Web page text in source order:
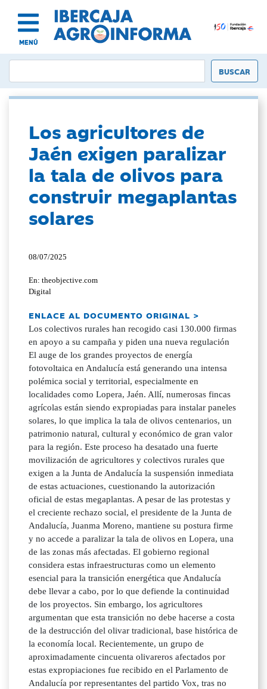
MENÚ
Los agricultores de
Jaén exigen paralizar
la tala de olivos para
construir megaplantas
solares
08/07/2025
En: theobjective.com
Digital
ENLACE AL DOCUMENTO ORIGINAL >
Los colectivos rurales han recogido casi 130.000 firmas
en apoyo a su campaña y piden una nueva regulación
El auge de los grandes proyectos de energía
fotovoltaica en Andalucía está generando una intensa
polémica social y territorial, especialmente en
localidades como Lopera, Jaén. Allí, numerosas fincas
agrícolas están siendo expropiadas para instalar paneles
solares, lo que implica la tala de olivos centenarios, un
patrimonio natural, cultural y económico de gran valor
para la región. Este proceso ha desatado una fuerte
movilización de agricultores y colectivos rurales que
exigen a la Junta de Andalucía la suspensión inmediata
de estas actuaciones, cuestionando la autorización
oficial de estas megaplantas. A pesar de las protestas y
el creciente rechazo social, el presidente de la Junta de
Andalucía, Juanma Moreno, mantiene su postura firme
y no accede a paralizar la tala de olivos en Lopera, una
de las zonas más afectadas. El gobierno regional
considera estas infraestructuras como un elemento
esencial para la transición energética que Andalucía
debe llevar a cabo, por lo que defiende la continuidad
de los proyectos. Sin embargo, los agricultores
argumentan que esta transición no debe hacerse a costa
de la destrucción del olivar tradicional, base histórica de
la economía local. Recientemente, un grupo de
aproximadamente cincuenta olivareros afectados por
estas expropiaciones fue recibido en el Parlamento de
Andalucía por representantes del partido Vox, tras no